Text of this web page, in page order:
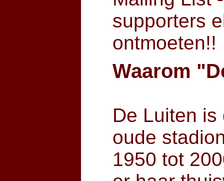
supporters
ontmoeten!!
Waarom
De Luiten
oude
1950 tot